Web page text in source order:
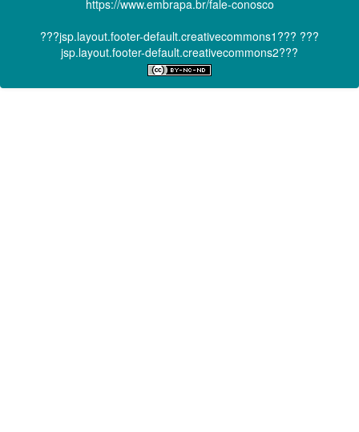
https://www.embrapa.br/fale-conosco
???jsp.layout.footer-default.creativecommons1??? ???
jsp.layout.footer-default.creativecommons2???